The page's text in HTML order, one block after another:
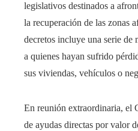
legislativos destinados a
la recuperación de las zonas
decretos incluye una serie de
a quienes hayan sufrido
sus viviendas, vehículos o
En reunión extraordinaria, el
de ayudas directas por valor